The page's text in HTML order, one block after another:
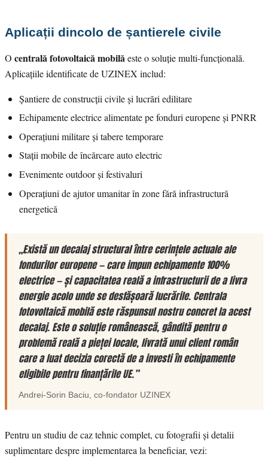
Aplicații dincolo de șantierele civile
O centrală fotovoltaică mobilăeste o soluție multi-funcțională.
Aplicațiile identificate de UZINEX includ:
Șantiere de construcții civile și lucrări edilitare
Echipamente electrice alimentate pe fonduri europene și PNRR
Operațiuni militare și tabere temporare
Stații mobile de încărcare auto electric
Evenimente outdoor și festivaluri
Operațiuni de ajutor umanitar în zone fără infrastructură
energetică
„Există un decalaj structural între cerințele actuale ale
fondurilor europene — care impun echipamente 100%
electrice — și capacitatea reală a infrastructurii de a livra
energie acolo unde se desfășoară lucrările. Centrala
fotovoltaică mobilă este răspunsul nostru concret la acest
decalaj. Este o soluție românească, gândită pentru o
problemă reală a pieței locale, livrată unui client român
care a luat decizia corectă de a investi în echipamente
eligibile pentru finanțările UE.”
Andrei-Sorin Baciu, co-fondator UZINEX
Pentru un studiu de caz tehnic complet, cu fotografii și detalii
suplimentare despre implementarea la beneficiar, vezi: